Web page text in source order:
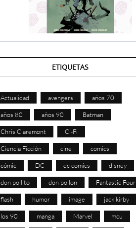
ETIQUETAS
Actualidad avengers años 70
años 80 años 90 Batman
Chris Claremont Ci-Fi
Ciencia Ficción cine comics
cómic DC dc comics disney
don pollito don pollon Fantastic Four
flash humor image jack kirby
los 90 manga Marvel mcu